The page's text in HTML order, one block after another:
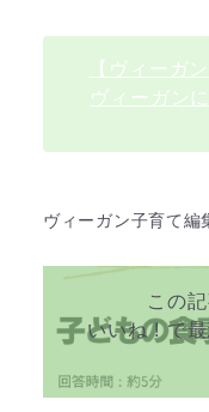
【ヴィーガ
ヴィーガン
ヴィーガン子育て編
この
いいね ! で